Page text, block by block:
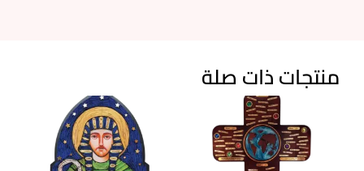
منتجات ذات صلة